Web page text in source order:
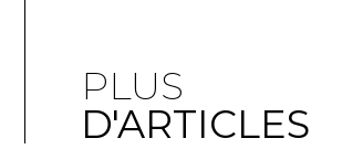
PLUS
D'ARTICLES